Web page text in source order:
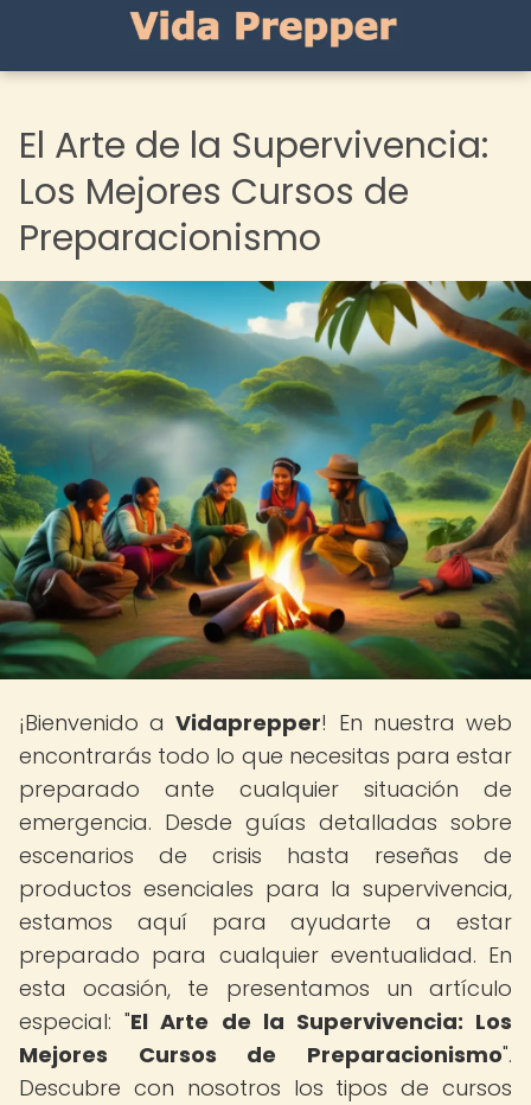
El Arte de la Supervivencia:
Los Mejores Cursos de
Preparacionismo
¡Bienvenido aVidaprepper! En nuestra web
encontrarás todo lo que necesitas para estar
preparado ante cualquier situación de
emergencia. Desde guías detalladas sobre
escenarios de crisis hasta reseñas de
productos esenciales para la supervivencia,
estamos aquí para ayudarte a estar
preparado para cualquier eventualidad. En
esta ocasión, te presentamos un artículo
especial: "El Arte de la Supervivencia: Los
Mejores Cursos de Preparacionismo".
Descubre con nosotros los tipos de cursos